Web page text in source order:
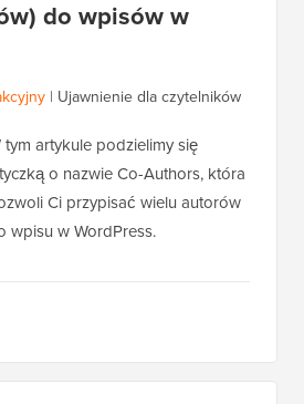
do wpisów w
| Ujawnienie dla czytelników
tym artykule podzielimy się
o nazwie Co-Authors, która
Ci przypisać wielu autorów
wpisu w WordPress.